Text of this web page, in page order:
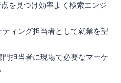
を見つけ効率よく検索エンジ
ィング担当者として就業を望
担当者に現場で必要なマーケ